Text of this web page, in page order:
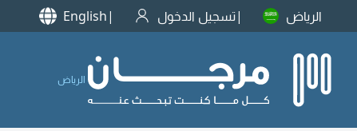
الرياض تسجيل الدخول English
الرياض